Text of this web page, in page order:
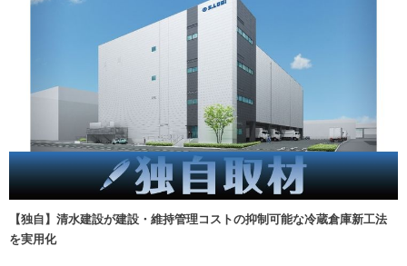
【独自】清水建設が建設・維持管理コストの抑制可能な冷蔵倉庫新工法
を実用化